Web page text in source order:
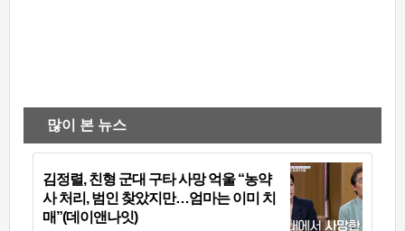
많이 본 뉴스
김정렬, 친형 군대 구타 사망 억울 “농약
사 처리, 범인 찾았지만…엄마는 이미 치
매”(데이앤나잇)